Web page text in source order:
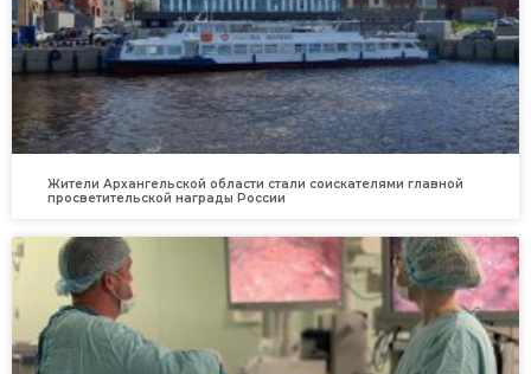
Жители Архангельской области стали соискателями главной
просветительской награды России